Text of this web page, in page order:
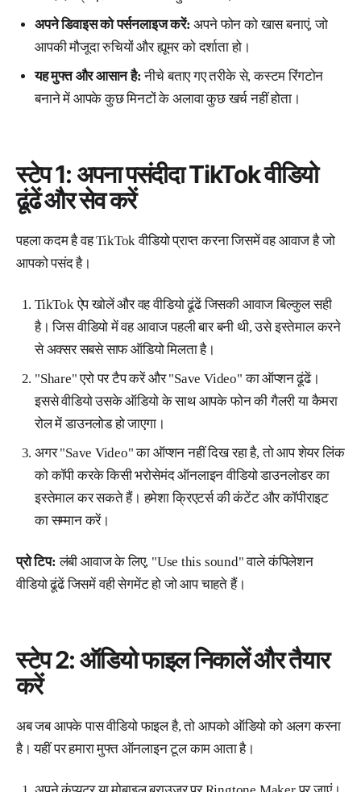
अपने डिवाइस को पर्सनलाइज करें: अपने फोन को खास बनाएं, जो
आपकी मौजूदा रुचियों और ह्यूमर को दर्शाता हो।
यह मुफ्त और आसान है: नीचे बताए गए तरीके से, कस्टम रिंगटोन
बनाने में आपके कुछ मिनटों के अलावा कुछ खर्च नहीं होता।
स्टेप 1: अपना पसंदीदा TikTok वीडियो
ढूंढें और सेव करें
पहला कदम है वह TikTok वीडियो प्राप्त करना जिसमें वह आवाज है जो
आपको पसंद है।
TikTok ऐप खोलें और वह वीडियो ढूंढें जिसकी आवाज बिल्कुल सही
है। जिस वीडियो में वह आवाज पहली बार बनी थी, उसे इस्तेमाल करने
से अक्सर सबसे साफ ऑडियो मिलता है।
"Share" एरो पर टैप करें और "Save Video" का ऑप्शन ढूंढें।
इससे वीडियो उसके ऑडियो के साथ आपके फोन की गैलरी या कैमरा
रोल में डाउनलोड हो जाएगा।
अगर "Save Video" का ऑप्शन नहीं दिख रहा है, तो आप शेयर लिंक
को कॉपी करके किसी भरोसेमंद ऑनलाइन वीडियो डाउनलोडर का
इस्तेमाल कर सकते हैं। हमेशा क्रिएटर्स की कंटेंट और कॉपीराइट
का सम्मान करें।
प्रो टिप: लंबी आवाज के लिए, "Use this sound" वाले कंपिलेशन
वीडियो ढूंढें जिसमें वही सेगमेंट हो जो आप चाहते हैं।
स्टेप 2: ऑडियो फाइल निकालें और तैयार
करें
अब जब आपके पास वीडियो फाइल है, तो आपको ऑडियो को अलग करना
है। यहीं पर हमारा मुफ्त ऑनलाइन टूल काम आता है।